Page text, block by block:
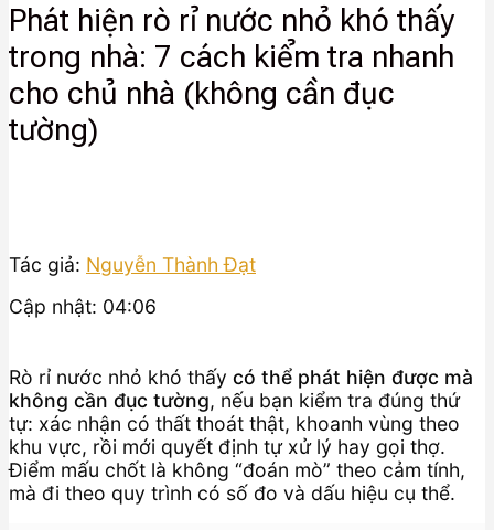
Phát hiện rò rỉ nước nhỏ khó thấy
trong nhà: 7 cách kiểm tra nhanh
cho chủ nhà (không cần đục
tường)
Tác giả: Nguyễn Thành Đạt
Cập nhật: 04:06
Rò rỉ nước nhỏ khó thấy có thể phát hiện được mà
không cần đục tường, nếu bạn kiểm tra đúng thứ
tự: xác nhận có thất thoát thật, khoanh vùng theo
khu vực, rồi mới quyết định tự xử lý hay gọi thợ.
Điểm mấu chốt là không “đoán mò” theo cảm tính,
mà đi theo quy trình có số đo và dấu hiệu cụ thể.